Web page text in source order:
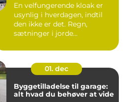
En velfungerende kloak er
usynlig i hverdagen, indtil
den ikke er det. Regn,
sætninger i jorde...
01. dec
Byggetilladelse til garage:
alt hvad du behøver at vide